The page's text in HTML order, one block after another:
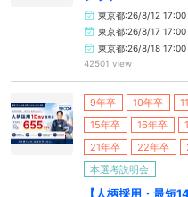
東京都:26/8/12 17:00
東京都:26/8/17 17:00
東京都:26/8/18
42501 view
9年卒 10年卒
15年卒
16年卒
21年卒
22年卒
本選考説明会
【人柄採用・最短